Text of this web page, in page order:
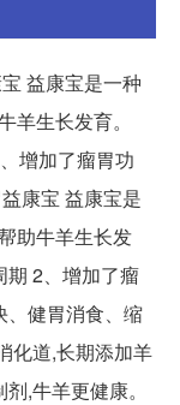
益康宝是一种
羊生长发育。
增加了瘤胃功
康宝 益康宝是
助牛羊生长发
期 2、增加了瘤
、健胃消食、缩
化道,长期添加羊
,牛羊更健康。